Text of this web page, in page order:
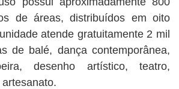
de áreas, distribuídos em oito
atende gratuitamente 2 mil
de balé, dança contemporânea,
desenho artístico, teatro,